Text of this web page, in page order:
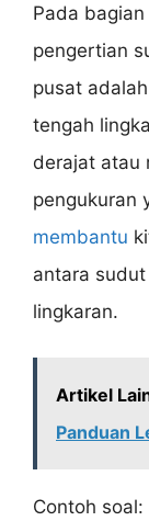
Pada
pengertian
pusat
tengah
derajat atau
pengukuran
membantu
antara
lingkaran.
Artikel
Panduan
Contoh